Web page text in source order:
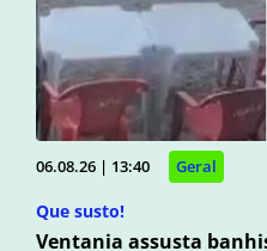
06.08.26 | 13:40 Geral
Que susto!
Ventania assusta